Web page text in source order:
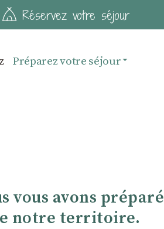
Réservez votre séjour
Préparez votre séjour
vous avons préparé
notre territoire.